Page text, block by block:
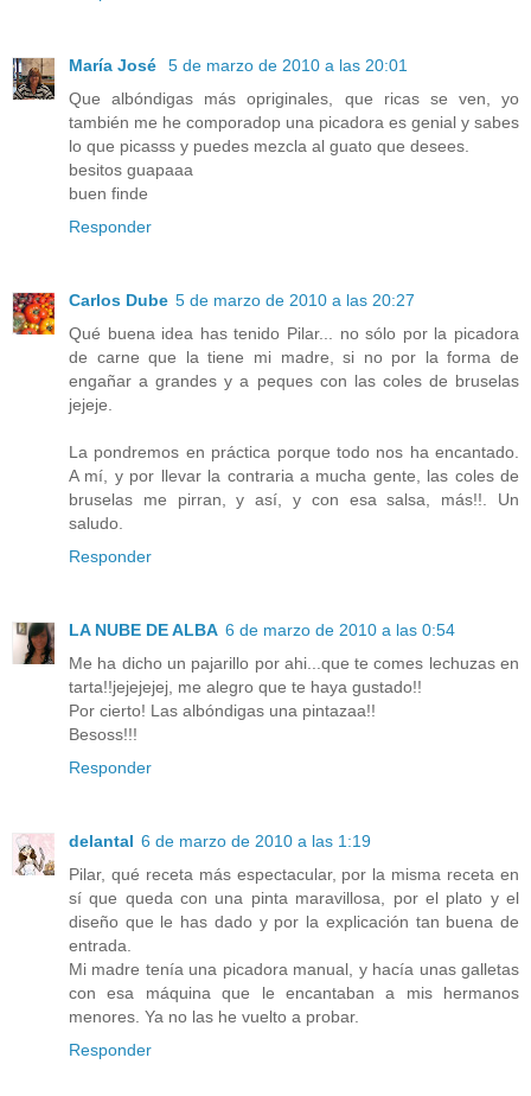
María José
5 de marzo de 2010 a las 20:01
Que albóndigas más opriginales, que ricas se ven, yo
también me he comporadop una picadora es genial y sabes
lo que picasss y puedes mezcla al guato que desees.
besitos guapaaa
buen finde
Responder
Carlos Dube 5 de marzo de 2010 a las 20:27
Qué buena idea has tenido Pilar... no sólo por la picadora
de carne que la tiene mi madre, si no por la forma de
engañar a grandes y a peques con las coles de bruselas
jejeje.
La pondremos en práctica porque todo nos ha encantado.
A mí, y por llevar la contraria a mucha gente, las coles de
bruselas me pirran, y así, y con esa salsa, más!!. Un
saludo.
Responder
LA NUBE DE ALBA 6 de marzo de 2010 a las 0:54
Me ha dicho un pajarillo por ahi...que te comes lechuzas en
tarta!!jejejejej, me alegro que te haya gustado!!
Por cierto! Las albóndigas una pintazaa!!
Besoss!!!
Responder
delantal 6 de marzo de 2010 a las 1:19
Pilar, qué receta más espectacular, por la misma receta en
sí que queda con una pinta maravillosa, por el plato y el
diseño que le has dado y por la explicación tan buena de
entrada.
Mi madre tenía una picadora manual, y hacía unas galletas
con esa máquina que le encantaban a mis hermanos
menores. Ya no las he vuelto a probar.
Responder